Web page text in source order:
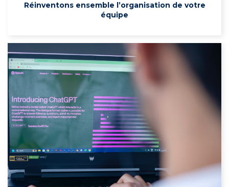
Réinventons ensemble l’organisation de votre
équipe